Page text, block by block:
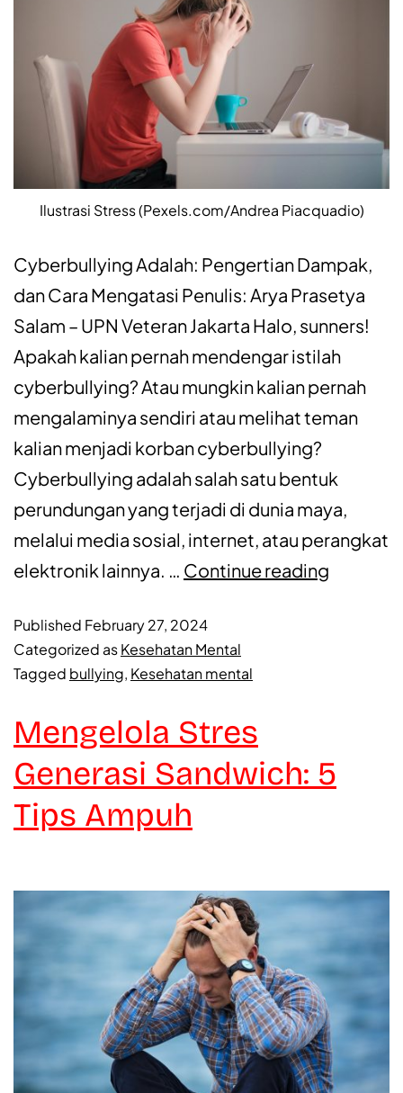
Ilustrasi Stress (Pexels.com/Andrea Piacquadio)
Cyberbullying Adalah: Pengertian Dampak,
dan Cara Mengatasi Penulis: Arya Prasetya
Salam – UPN Veteran Jakarta Halo, sunners!
Apakah kalian pernah mendengar istilah
cyberbullying? Atau mungkin kalian pernah
mengalaminya sendiri atau melihat teman
kalian menjadi korban cyberbullying?
Cyberbullying adalah salah satu bentuk
perundungan yang terjadi di dunia maya,
melalui media sosial, internet, atau perangkat
elektronik lainnya. … Continue reading
Published February 27, 2024
Categorized asKesehatan Mental
Tagged bullying, Kesehatan mental
Mengelola Stres
Generasi Sandwich: 5
Tips Ampuh